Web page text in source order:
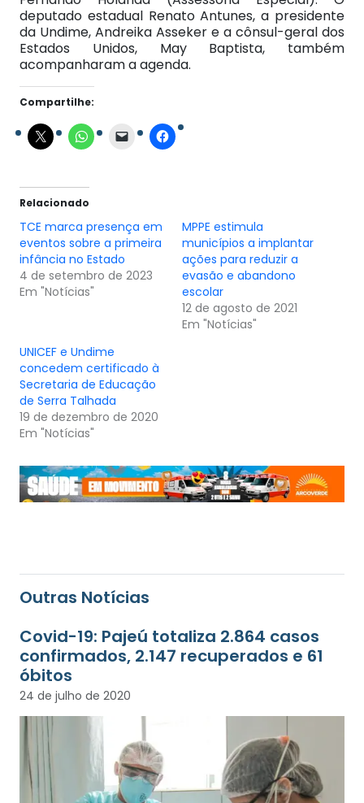
deputado estadual Renato Antunes, a presidente
da Undime, Andreika Asseker e a cônsul-geral dos
Estados Unidos, May Baptista, também
acompanharam a agenda.
Compartilhe:
Relacionado
TCE marca presença em
eventos sobre a primeira
infância no Estado
4 de setembro de 2023
Em "Notícias"
MPPE estimula
municípios a implantar
ações para reduzir a
evasão e abandono
escolar
12 de agosto de 2021
Em "Notícias"
UNICEF e Undime
concedem certificado à
Secretaria de Educação
de Serra Talhada
19 de dezembro de 2020
Em "Notícias"
Outras Notícias
Covid-19: Pajeú totaliza 2.864 casos
confirmados, 2.147 recuperados e 61
óbitos
24 de julho de 2020